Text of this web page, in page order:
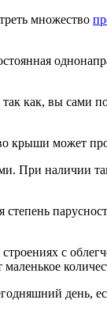
множество
как, вы сами
крыши может
При наличии
с
день,